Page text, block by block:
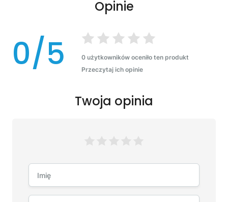
Opinie
0/5
0 użytkowników oceniło ten produkt
Przeczytaj ich opinie
Twoja opinia